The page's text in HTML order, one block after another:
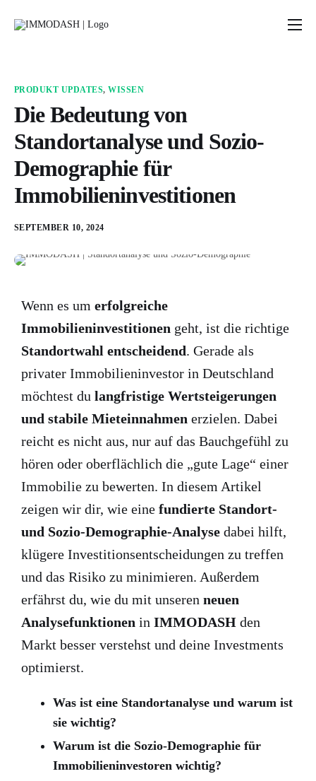
Rechner & Tools
Über uns
PRODUKT UPDATES,WISSEN
Die Bedeutung von
Standortanalyse und Sozio-
Demographie für
Immobilieninvestitionen
SEPTEMBER 10, 2024
Wenn es um erfolgreiche
Immobilieninvestitionen geht, ist die richtige
Standortwahl entscheidend. Gerade als
privater Immobilieninvestor in Deutschland
möchtest du langfristige Wertsteigerungen
und stabile Mieteinnahmen erzielen. Dabei
reicht es nicht aus, nur auf das Bauchgefühl zu
hören oder oberflächlich die „gute Lage“ einer
Immobilie zu bewerten. In diesem Artikel
zeigen wir dir, wie eine fundierte Standort-
und Sozio-Demographie-Analyse dabei hilft,
klügere Investitionsentscheidungen zu treffen
und das Risiko zu minimieren. Außerdem
erfährst du, wie du mit unseren neuen
Analysefunktionen in IMMODASH den
Markt besser verstehst und deine Investments
optimierst.
Was ist eine Standortanalyse und warum ist
sie wichtig?
Warum ist die Sozio-Demographie für
Immobilieninvestoren wichtig?